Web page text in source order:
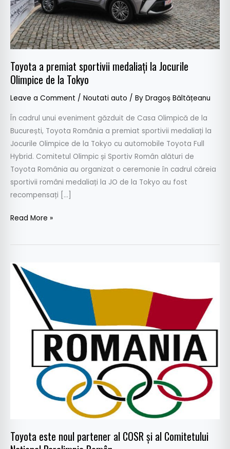
Toyota a premiat sportivii medaliați la Jocurile
Olimpice de la Tokyo
Leave a Comment / Noutati auto / By Dragoș Băltățeanu
În cadrul unui eveniment găzduit de Casa Olimpică de la
București, Toyota România a premiat sportivii medaliați la
Jocurile Olimpice de la Tokyo cu automobile Toyota Full
Hybrid. Comitetul Olimpic și Sportiv Român alături de
Toyota România au organizat o ceremonie în cadrul căreia
sportivii români medaliați la JO de la Tokyo au fost
recompensați […]
Olimpice
de
la
Tokyo
Read More »
Toyota este noul partener al COSR și al Comitetului
Toyota
este
partener
Comitetului
Național
Paralimpic